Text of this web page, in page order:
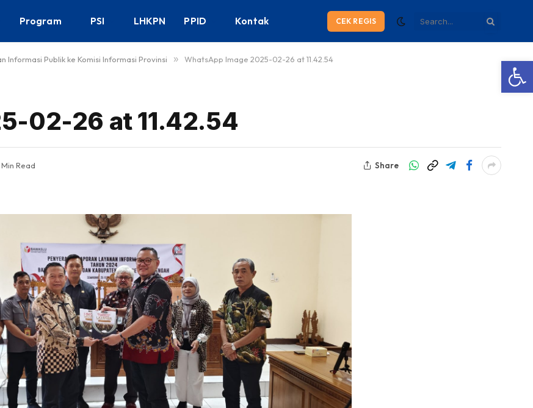
Program PSI LHKPN PPID Kontak CEK REGIS
Informasi Publik ke Komisi Informasi Provinsi » WhatsApp Image 2025-02-26 at 11.42.54
02-26 at 11.42.54
Min Read Share